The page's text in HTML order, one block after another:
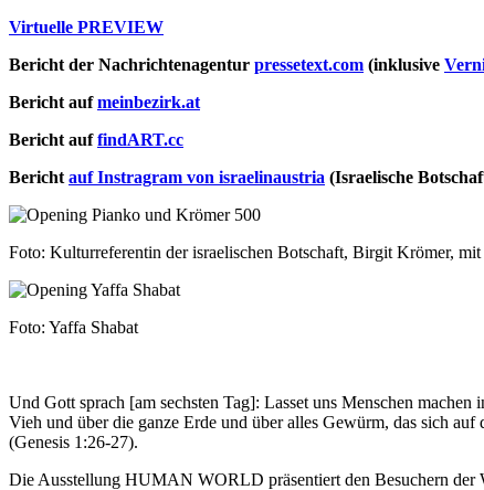
Virtuelle PREVIEW
Bericht der Nachrichtenagentur pressetext.com (inklusive
Bericht aufmeinbezirk.at
Bericht auffindART.cc
Bericht auf Instragram von israelinaustria (Israelische
Foto: Kulturreferentin der israelischen Botschaft, Birgit Krömer,
Foto: Yaffa Shabat
Und Gott sprach [am sechsten Tag]: Lasset uns Menschen
Vieh und über die ganze Erde und über alles Gewürm, das sich
(Genesis 1:26-27).
Die Ausstellung HUMAN WORLD präsentiert den Besuchern der